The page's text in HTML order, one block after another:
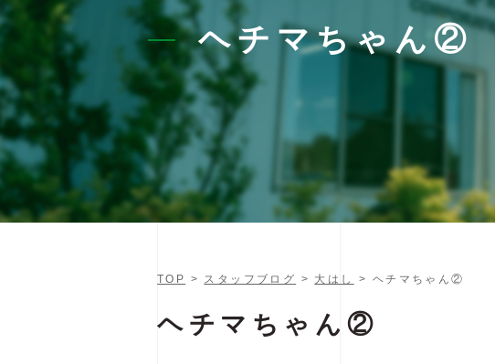
ヘチマちゃん②
TOP > スタッフブログ > 大はし > ヘチマちゃん②
ヘチマちゃん②